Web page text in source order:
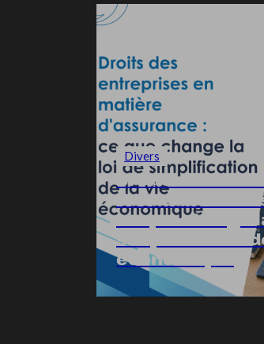
Divers
Droits des
en matière
ce que change
simplification
économique